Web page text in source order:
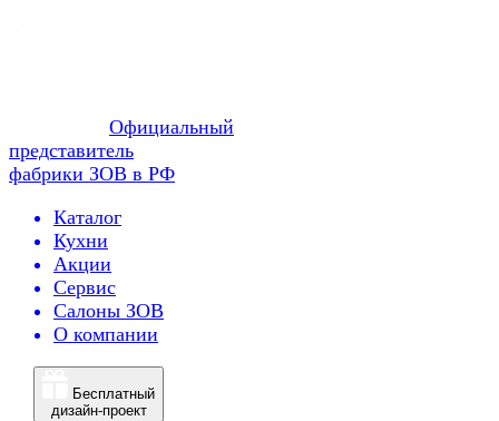
Официальный
представитель
фабрики ЗОВ в РФ
Каталог
Кухни
Акции
Сервис
Салоны ЗОВ
О компании
Бесплатный
дизайн-проект